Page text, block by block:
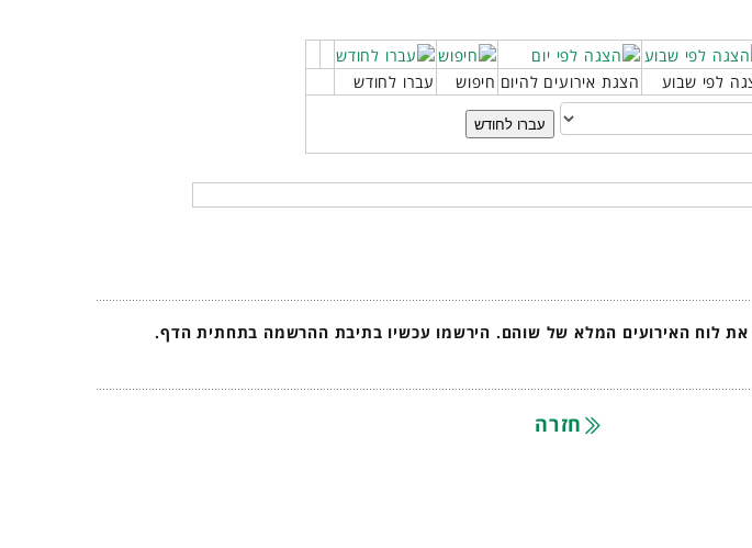
לפי שבוע הצגת אירועים להיום חיפוש
עברו לחודש
עברו לחודש
לוח האירועים המלא של שוהם. הירשמו עכשיו בתיבת ההרשמה בתחתית הדף.
חזרה